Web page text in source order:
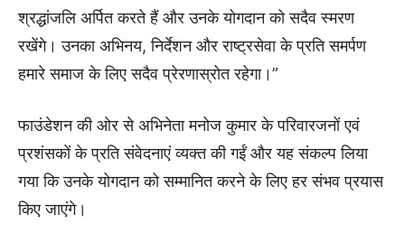
श्रद्धांजलि अर्पित करते हैं और उनके योगदान को सदैव स्मरण
रखेंगे। उनका अभिनय, निर्देशन और राष्ट्रसेवा के प्रति समर्पण
हमारे समाज के लिए सदैव प्रेरणास्रोत रहेगा।”
फाउंडेशन की ओर से अभिनेता मनोज कुमार के परिवारजनों एवं
प्रशंसकों के प्रति संवेदनाएं व्यक्त की गईं और यह संकल्प लिया
गया कि उनके योगदान को सम्मानित करने के लिए हर संभव प्रयास
किए जाएंगे।